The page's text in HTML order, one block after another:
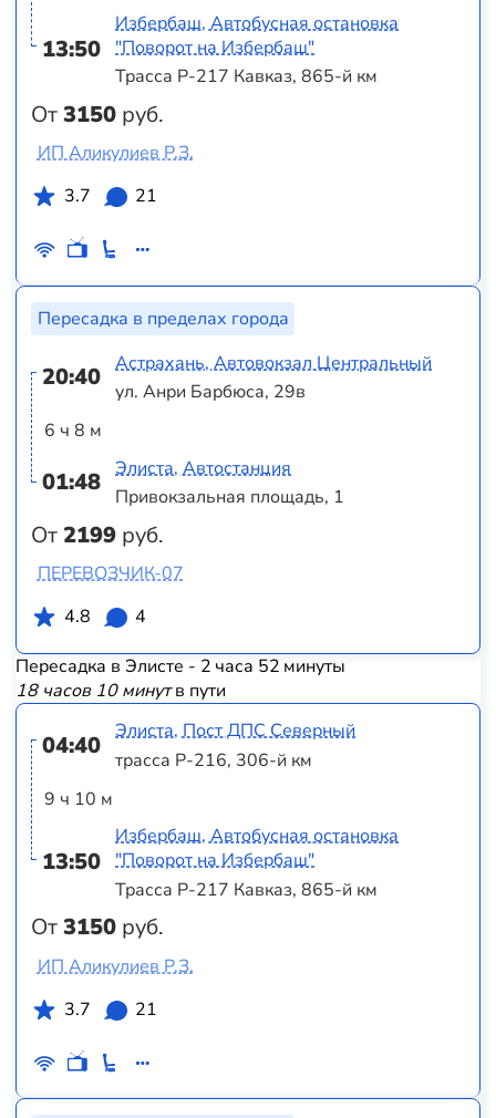
13:50
От3150 руб.
Избербаш, Автобусная остановка
"Поворот на Избербаш"
Трасса Р-217 Кавказ, 865-й км
ИП Аликулиев Р.З.
3.7
21
Пересадка в пределах города
20:40
6 ч 8 м
01:48
От2199 руб.
Астрахань, Автовокзал Центральный
ул. Анри Барбюса, 29в
Элиста, Автостанция
Привокзальная площадь, 1
ПЕРЕВОЗЧИК-07
4.8
4
Пересадка в Элисте - 2 часа 52 минуты
18 часов 10 минутв пути
04:40
9 ч 10 м
13:50
От3150 руб.
Элиста, Пост ДПС Северный
трасса Р-216, 306-й км
Избербаш, Автобусная остановка
"Поворот на Избербаш"
Трасса Р-217 Кавказ, 865-й км
ИП Аликулиев Р.З.
3.7
21